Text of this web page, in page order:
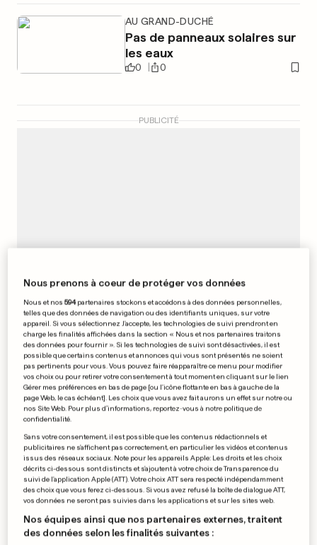
AU GRAND-DUCHÉ
Pas de panneaux solaires sur
les eaux
0 0
PUBLICITÉ
AU LUXEMBOURG
Elle se bat pour la scolarité de
sa fille
0 0
GOLF
Rory McIlroy sur les traces de
Tiger Woods
0 0
MUSIQUE
Nous prenons à coeur de protéger vos données
Nous et nos594partenaires stockons et accédons à des données personnelles,
telles que des données de navigation ou des identifiants uniques, sur votre
appareil. Si vous sélectionnez J'accepte, les technologies de suivi prendront en
charge les finalités affichées dans la section « Nous et nos partenaires traitons
des données pour fournir ». Si les technologies de suivi sont désactivées, il est
possible que certains contenus et annonces qui vous sont présentés ne soient
pas pertinents pour vous. Vous pouvez faire réapparaître ce menu pour modifier
vos choix ou pour retirer votre consentement à tout moment en cliquant sur le lien
Gérer mes préférences en bas de page [ou l'icône flottante en bas à gauche de la
page Web, le cas échéant]. Les choix que vous avez fait aurons un effet sur notre ou
nos Site Web. Pour plus d’informations, reportez-vous à notre politique de
confidentialité.
Sans votre consentement, il est possible que les contenus rédactionnels et
publicitaires ne s'affichent pas correctement, en particulier les vidéos et contenus
issus des réseaux sociaux. Note pour les appareils Apple: Les droits et les choix
décrits ci-dessous sont distincts et s'ajoutent à votre choix de Transparence du
suivi de l'application Apple (ATT). Votre choix ATT sera respecté indépendamment
des choix que vous ferez ci-dessous. Si vous avez refusé la boîte de dialogue ATT,
vos données ne seront pas suivies dans les applications et sur les sites web.
Nos équipes ainsi que nos partenaires externes, traitent
des données selon les finalités suivantes :